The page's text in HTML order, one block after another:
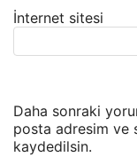
İnternet sitesi
Daha sonraki
posta adresim ve
kaydedilsin.